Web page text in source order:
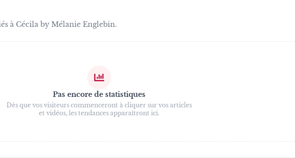
à Cécila by Mélanie Englebin.
Pas encore de statistiques
Dès que vos visiteurs commenceront à cliquer sur vos articles
et vidéos, les tendances apparaîtront ici.